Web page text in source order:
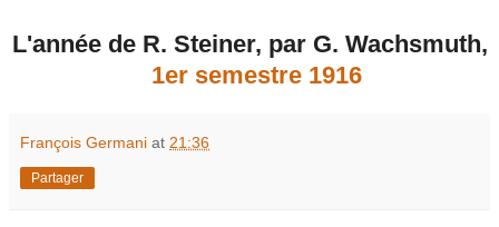
L'année de R. Steiner, par G. Wachsmuth,
1er semestre 1916
François Germani at 21:36
Partager